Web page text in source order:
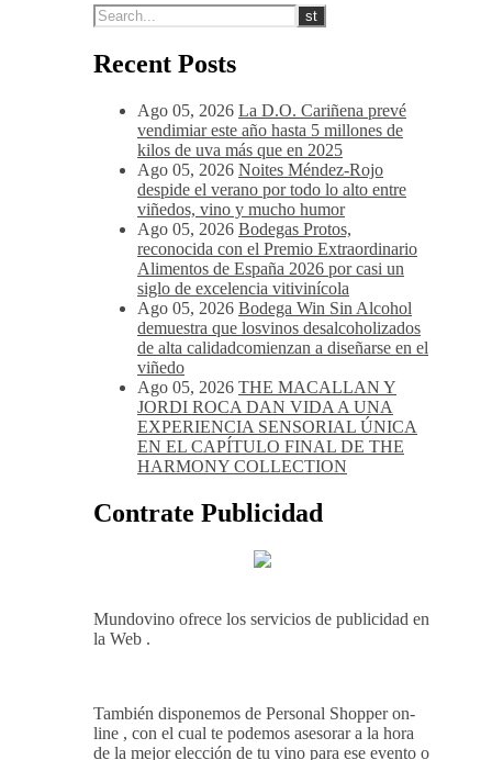
Recent Posts
Ago 05, 2026 La D.O. Cariñena prevé
vendimiar este año hasta 5 millones de
kilos de uva más que en 2025
Ago 05, 2026 Noites Méndez-Rojo
despide el verano por todo lo alto entre
viñedos, vino y mucho humor
Ago 05, 2026 Bodegas Protos,
reconocida con el Premio Extraordinario
Alimentos de España 2026 por casi un
siglo de excelencia vitivinícola
Ago 05, 2026 Bodega Win Sin Alcohol
demuestra que losvinos desalcoholizados
de alta calidadcomienzan a diseñarse en el
viñedo
Ago 05, 2026 THE MACALLAN Y
JORDI ROCA DAN VIDA A UNA
EXPERIENCIA SENSORIAL ÚNICA
EN EL CAPÍTULO FINAL DE THE
HARMONY COLLECTION
Contrate Publicidad
Mundovino ofrece los servicios de publicidad en
la Web .
También disponemos de Personal Shopper on-
line , con el cual te podemos asesorar a la hora
de la mejor elección de tu vino para ese evento o